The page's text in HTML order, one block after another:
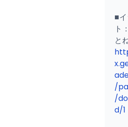
■
ト
/
/
d/1